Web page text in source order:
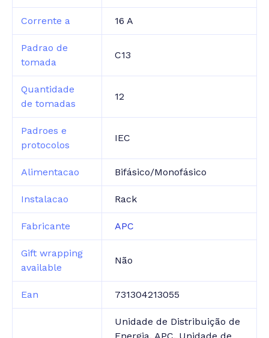
Corrente a 16 A
Padrao de
tomada
C13
Quantidade
de tomadas
12
Padroes e
protocolos
IEC
Alimentacao Bifásico/Monofásico
Instalacao Rack
Fabricante APC
Gift wrapping
available
Não
Ean 731304213055
Unidade de Distribuição de